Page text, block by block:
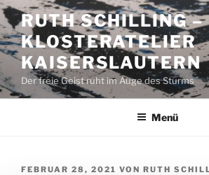
Zum
Inhalt
springen
RUTH SCHILLING –
KLOSTERATELIER
KAISERSLAUTERN
Der freie Geist ruht im Auge des Sturms
Menü
VERÖFFENTLICHT
FEBRUAR 28, 2021 VON RUTH